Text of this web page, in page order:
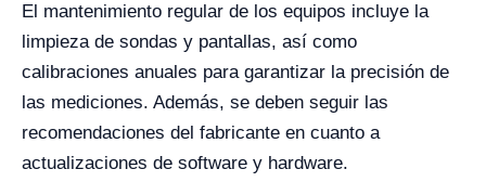
El mantenimiento regular de los equipos incluye la
limpieza de sondas y pantallas, así como
calibraciones anuales para garantizar la precisión de
las mediciones. Además, se deben seguir las
recomendaciones del fabricante en cuanto a
actualizaciones de software y hardware.